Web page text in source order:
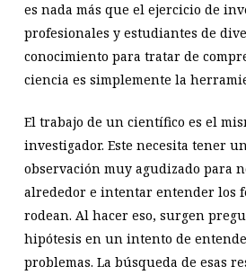
es nada más que el ejercicio de
profesionales y estudiantes de
conocimiento para tratar de
ciencia es simplemente la
El trabajo de un científico es el
investigador. Este necesita tener
observación muy agudizado para
alrededor e intentar entender los
rodean. Al hacer eso, surgen
hipótesis en un intento de
problemas. La búsqueda de esas